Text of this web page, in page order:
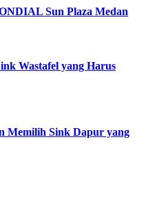
Sun Plaza Medan
Wastafel yang Harus
Memilih Sink Dapur yang